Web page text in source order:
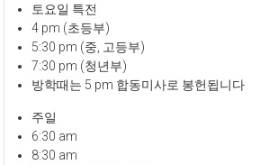
토요일 특전
4 pm (초등부)
5:30 pm (중, 고등부)
7:30 pm (청년부)
방학때는 5 pm 합동미사로 봉헌됩니다
주일
6:30 am
8:30 am